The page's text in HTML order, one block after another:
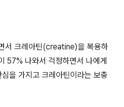
서 크레아틴(creatine)을 복용하
57% 나와서 걱정하면서 나에게
심을 가지고 크레아틴이라는 보충